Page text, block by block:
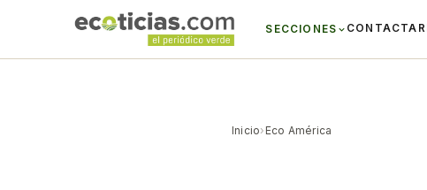
SECCIONES CONTACTAR
Inicio› Eco América